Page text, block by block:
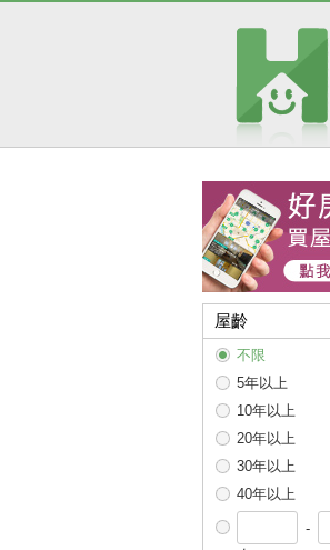
屋齡
不限
5年以上
10年以上
20年以上
30年以上
40年以上
-